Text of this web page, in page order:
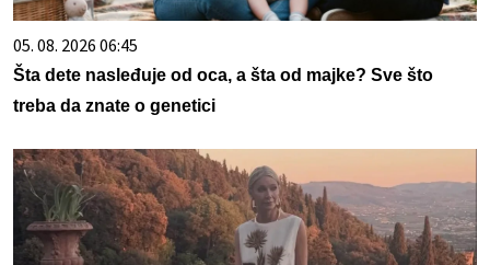
05. 08. 2026 06:45
Šta dete nasleđuje od oca, a šta od majke? Sve što
treba da znate o genetici